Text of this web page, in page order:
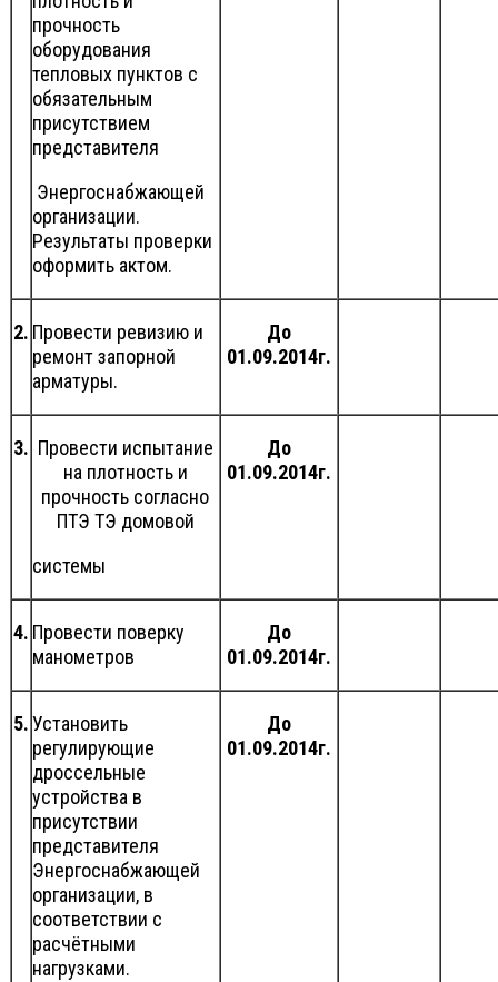
прочность
оборудования
тепловых пунктов с
обязательным
присутствием
представителя
Энергоснабжающей
организации.
Результаты проверки
оформить актом.
2. Провести ревизию и
ремонт запорной
арматуры.
До
01.09.2014г.
3. Провести испытание
на плотность и
прочность согласно
ПТЭ ТЭ домовой
системы
До
01.09.2014г.
4. Провести поверку
манометров
До
01.09.2014г.
5.Установить
регулирующие
дроссельные
устройства в
присутствии
представителя
Энергоснабжающей
организации, в
соответствии с
расчётными
нагрузками.
До
01.09.2014г.